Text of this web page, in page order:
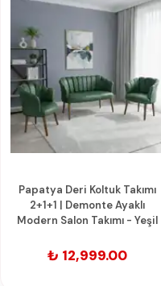
Papatya Deri Koltuk Takımı
2+1+1 | Demonte Ayaklı
Modern Salon Takımı - Yeşil
₺ 12,999.00